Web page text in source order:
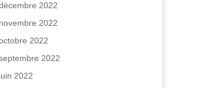
2022
novembre 2022
2022
2022
juin 2022